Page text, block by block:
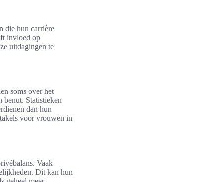
die hun carrière
invloed op
uitdagingen te
soms over het
benut. Statistieken
dan hun
voor vrouwen in
Vaak
Dit kan hun